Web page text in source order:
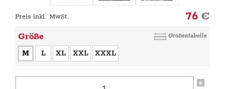
Preis inkl. MwSt. 76€
Größe Größentabelle
M L XL XXL XXXL
+